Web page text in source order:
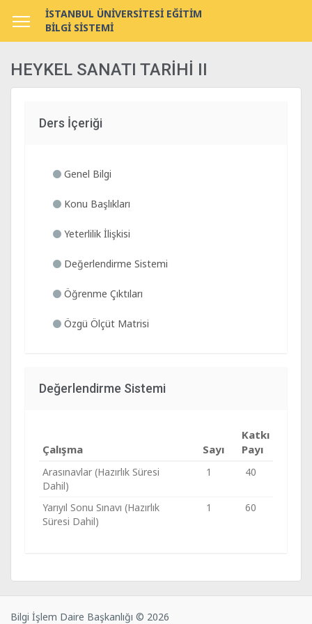
İSTANBUL ÜNİVERSİTESİ EĞİTİM
BİLGİ SİSTEMİ
HEYKEL SANATI TARİHİ II
Ders İçeriği
Genel Bilgi
Konu Başlıkları
Yeterlilik İlişkisi
Değerlendirme Sistemi
Öğrenme Çıktıları
Özgü Ölçüt Matrisi
Değerlendirme Sistemi
Çalışma Sayı
Katkı
Payı
Arasınavlar (Hazırlık Süresi
Dahil)
1 40
Yarıyıl Sonu Sınavı (Hazırlık
Süresi Dahil)
1 60
Bilgi İşlem Daire Başkanlığı © 2026